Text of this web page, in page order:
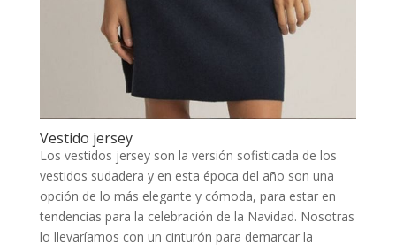
Vestido jersey
Los vestidos jersey son la versión sofisticada de los
vestidos sudadera y en esta época del año son una
opción de lo más elegante y cómoda, para estar en
tendencias para la celebración de la Navidad. Nosotras
lo llevaríamos con un cinturón para demarcar la